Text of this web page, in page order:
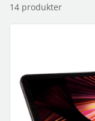
14 produkter